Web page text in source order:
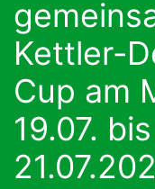
Kettler-
Cup am
19.07.